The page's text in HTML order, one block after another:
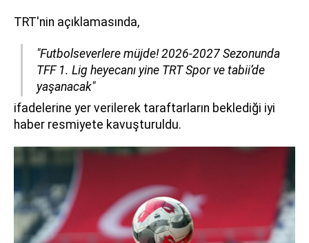
TRT'nin açıklamasında,
"Futbolseverlere müjde! 2026-2027 Sezonunda
TFF 1. Lig heyecanı yine TRT Spor ve tabii’de
yaşanacak"
ifadelerine yer verilerek taraftarların beklediği iyi
haber resmiyete kavuşturuldu.